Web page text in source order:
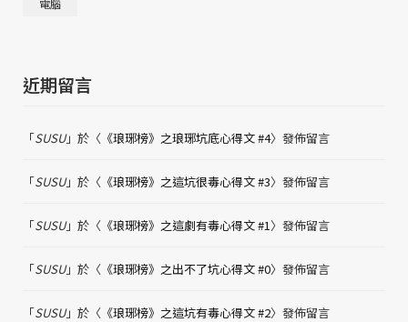
電腦
近期留言
「SUSU」於〈 《琅琊榜》之琅琊坑底心得文 #4〉發佈留言
「SUSU」於〈 《琅琊榜》之這坑很毒心得文 #3〉發佈留言
「SUSU」於〈 《琅琊榜》之這劇有毒心得文 #1〉發佈留言
「SUSU」於〈 《琅琊榜》之出不了坑心得文 #0〉發佈留言
「SUSU」於〈 《琅琊榜》之這坑有毒心得文 #2〉發佈留言